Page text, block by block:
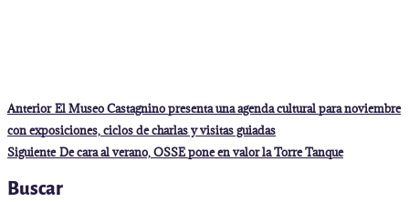
Navegación
de
entradas
Anterior Entrada
El Museo Castagnino presenta una agenda cultural para noviembre
con exposiciones, ciclos de charlas y visitas guiadas
Siguiente Entrada
De cara al verano, OSSE pone en valor la Torre Tanque
Buscar